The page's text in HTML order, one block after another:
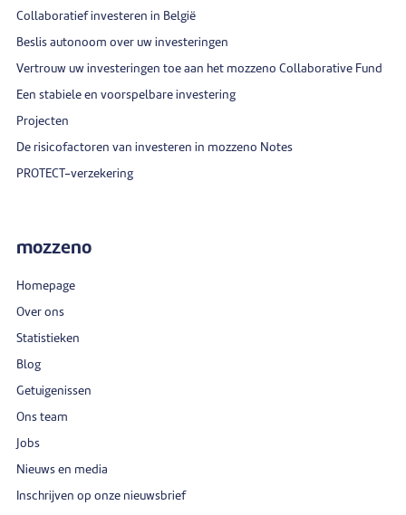
Collaboratief investeren in België
Beslis autonoom over uw investeringen
Vertrouw uw investeringen toe aan het mozzeno Collaborative Fund
Een stabiele en voorspelbare investering
Projecten
De risicofactoren van investeren in mozzeno Notes
PROTECT-verzekering
mozzeno
Homepage
Over ons
Statistieken
Blog
Getuigenissen
Ons team
Jobs
Nieuws en media
Inschrijven op onze nieuwsbrief